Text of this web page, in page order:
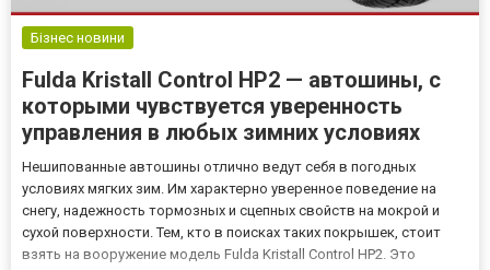
Бізнес новини
Fulda Kristall Control HP2 — автошины, с
которыми чувствуется уверенность
управления в любых зимних условиях
Нешипованные автошины отлично ведут себя в погодных
условиях мягких зим. Им характерно уверенное поведение на
снегу, надежность тормозных и сцепных свойств на мокрой и
сухой поверхности. Тем, кто в поисках таких покрышек, стоит
взять на вооружение модель Fulda Kristall Control HP2. Это